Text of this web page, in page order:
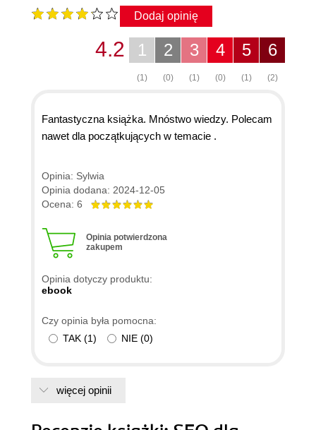
Dodaj opinię
6
(2)
5
(1)
4
(0)
3
(1)
2
(0)
1
(1)
4.2
Fantastyczna książka. Mnóstwo wiedzy. Polecam
nawet dla początkujących w temacie .
Opinia: Sylwia
Opinia dodana: 2024-12-05
Ocena: 6
Opinia potwierdzona
zakupem
Opinia dotyczy produktu:
ebook
Czy opinia była pomocna:
TAK (1) NIE (0)
więcej opinii